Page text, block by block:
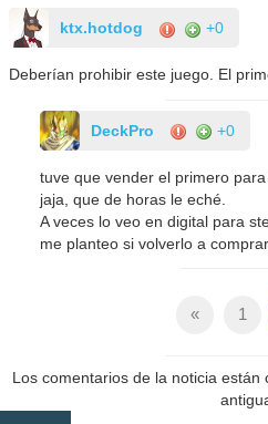
ktx.hotdog +0
Deberían prohibir este juego. El
DeckPro +0
tuve que vender el primero
jaja, que de horas le eché.
A veces lo veo en digital para
me planteo si volverlo a comprar
« 1
Los comentarios de la noticia